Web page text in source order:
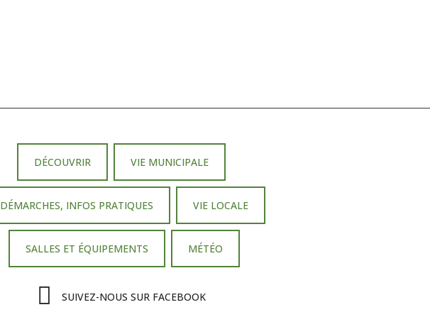
DÉCOUVRIR VIE MUNICIPALE
DÉMARCHES, INFOS PRATIQUES VIE LOCALE
SALLES ET ÉQUIPEMENTS MÉTÉO
SUIVEZ-NOUS SUR FACEBOOK